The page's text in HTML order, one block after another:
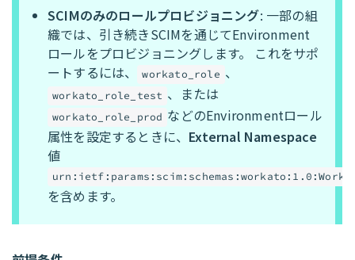
SCIMのみのロールプロビジョニング: 一部の組
織では、引き続きSCIMを通じてEnvironment
ロールをプロビジョニングします。 これをサポ
ートするには、
workato_role 、
workato_role_test 、または
workato_role_prod などのEnvironmentロール
属性を設定するときに、 External Namespace
値
を含めます。